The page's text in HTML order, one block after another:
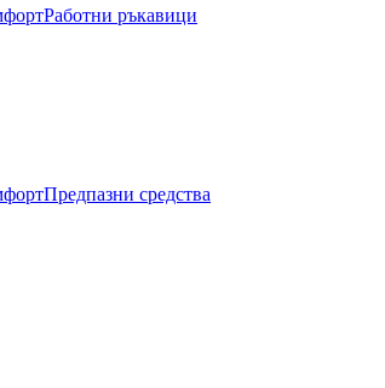
Работни ръкавици
Предпазни средства